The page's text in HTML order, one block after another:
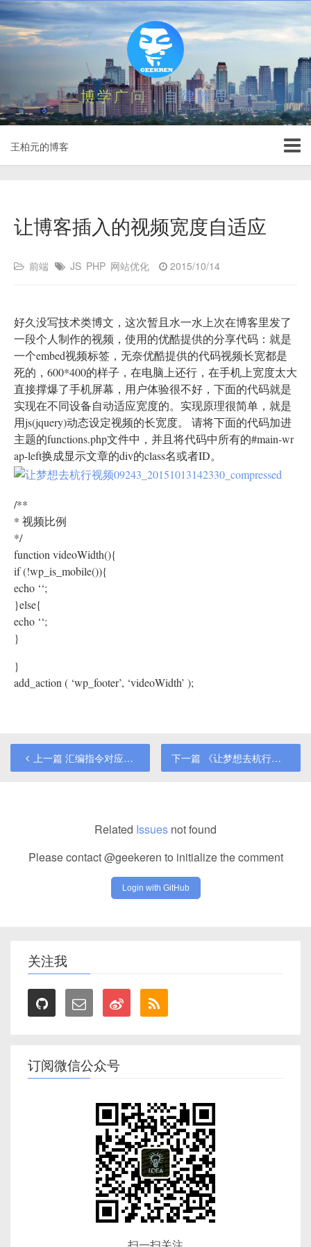
博学广问，自律静思
王柏元的博客
让博客插入的视频宽度自适应
前端 JS PHP 网站优化 2015/10/14
好久没写技术类博文，这次暂且水一水上次在博客里发了
一段个人制作的视频，使用的优酷提供的分享代码：就是
一个embed视频标签，无奈优酷提供的代码视频长宽都是
死的，600*400的样子，在电脑上还行，在手机上宽度太大
直接撑爆了手机屏幕，用户体验很不好，下面的代码就是
实现在不同设备自动适应宽度的。实现原理很简单，就是
用js(jquery)动态设定视频的长宽度。 请将下面的代码加进
主题的functions.php文件中，并且将代码中所有的#main-wr
ap-left换成显示文章的div的class名或者ID。
/**
* 视频比例
*/
function videoWidth(){
if (!wp_is_mobile()){
echo ‘‘;
}else{
echo ‘‘;
}
}
add_action ( ‘wp_footer’, ‘videoWidth’ );
上一篇 汇编指令对应的英文单词 下一篇 《让梦想去杭行》——视频作品
Related Issues not found
Please contact @geekeren to initialize the comment
Login with GitHub
关注我
订阅微信公众号